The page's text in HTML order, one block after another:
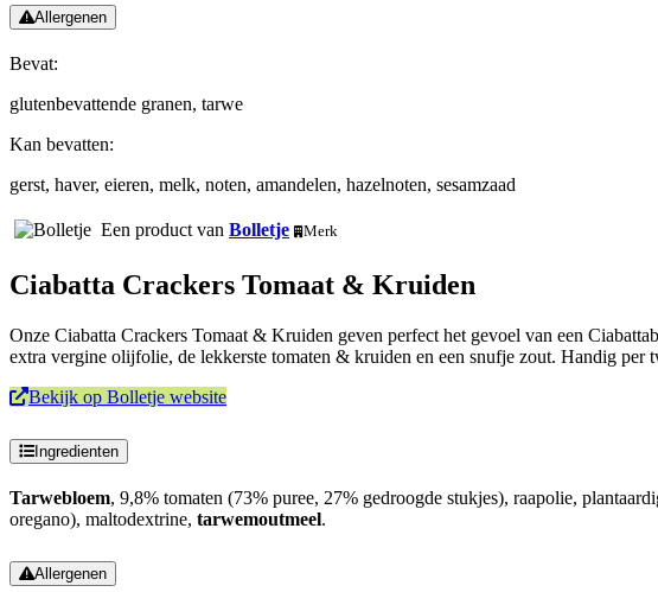
Allergenen
Bevat:
glutenbevattende granen, tarwe
Kan bevatten:
gerst, haver, eieren, melk, noten, amandelen, hazelnoten, sesamzaad
Een product van Bolletje Merk
Ciabatta Crackers Tomaat & Kruiden
Onze Ciabatta Crackers Tomaat & Kruiden geven perfect het gevoel van een
extra vergine olijfolie, de lekkerste tomaten & kruiden en een snufje zout. Handig per
Bekijk op Bolletje website
Ingredienten
Tarwebloem, 9,8% tomaten (73% puree, 27% gedroogde stukjes), raapolie,
oregano), maltodextrine, tarwemoutmeel.
Allergenen